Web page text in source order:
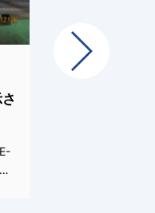
Next